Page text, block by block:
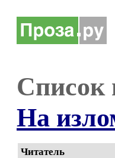
Список
На
Читатель